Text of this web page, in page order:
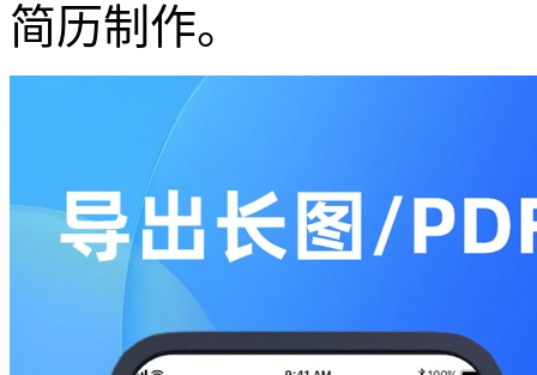
简历制作。